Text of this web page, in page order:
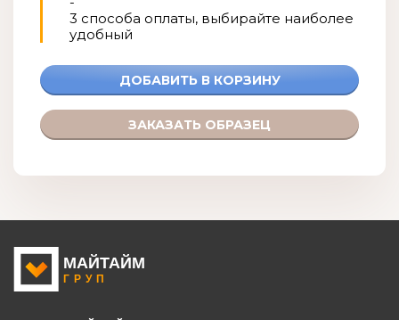
3 способа оплаты, выбирайте наиболее
удобный